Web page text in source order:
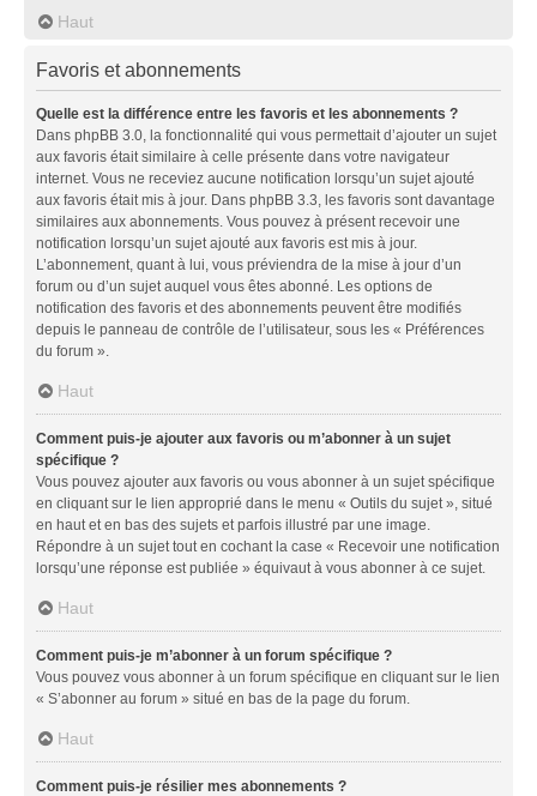
Haut
Favoris et abonnements
Quelle est la différence entre les favoris et les abonnements ?
Dans phpBB 3.0, la fonctionnalité qui vous permettait d’ajouter un sujet
aux favoris était similaire à celle présente dans votre navigateur
internet. Vous ne receviez aucune notification lorsqu’un sujet ajouté
aux favoris était mis à jour. Dans phpBB 3.3, les favoris sont davantage
similaires aux abonnements. Vous pouvez à présent recevoir une
notification lorsqu’un sujet ajouté aux favoris est mis à jour.
L’abonnement, quant à lui, vous préviendra de la mise à jour d’un
forum ou d’un sujet auquel vous êtes abonné. Les options de
notification des favoris et des abonnements peuvent être modifiés
depuis le panneau de contrôle de l’utilisateur, sous les « Préférences
du forum ».
Haut
Comment puis-je ajouter aux favoris ou m’abonner à un sujet
spécifique ?
Vous pouvez ajouter aux favoris ou vous abonner à un sujet spécifique
en cliquant sur le lien approprié dans le menu « Outils du sujet », situé
en haut et en bas des sujets et parfois illustré par une image.
Répondre à un sujet tout en cochant la case « Recevoir une notification
lorsqu’une réponse est publiée » équivaut à vous abonner à ce sujet.
Haut
Comment puis-je m’abonner à un forum spécifique ?
Vous pouvez vous abonner à un forum spécifique en cliquant sur le lien
« S’abonner au forum » situé en bas de la page du forum.
Haut
Comment puis-je résilier mes abonnements ?